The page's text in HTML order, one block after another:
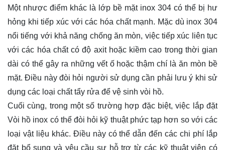
Một nhược điểm khác là lớp bề mặt inox 304 có thể bị hư
hỏng khi tiếp xúc với các hóa chất mạnh. Mặc dù inox 304
nổi tiếng với khả năng chống ăn mòn, việc tiếp xúc liên tục
với các hóa chất có độ axit hoặc kiềm cao trong thời gian
dài có thể gây ra những vết ố hoặc thậm chí là ăn mòn bề
mặt. Điều này đòi hỏi người sử dụng cần phải lưu ý khi sử
dụng các loại chất tẩy rửa để vệ sinh vòi hồ.
Cuối cùng, trong một số trường hợp đặc biệt, việc lắp đặt
Vòi hồ inox có thể đòi hỏi kỹ thuật phức tạp hơn so với các
loại vật liệu khác. Điều này có thể dẫn đến các chi phí lắp
đặt bổ sung và yêu cầu sự hỗ trợ từ các kỹ thuật viên có